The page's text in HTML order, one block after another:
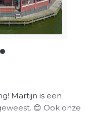
Martijn is een
😊 Ook onze